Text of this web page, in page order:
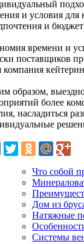
и условия для
и
времени и
поставщиков
компания
образом,
более
насладиться
Что собой
Дом из
Натяжные
Системы